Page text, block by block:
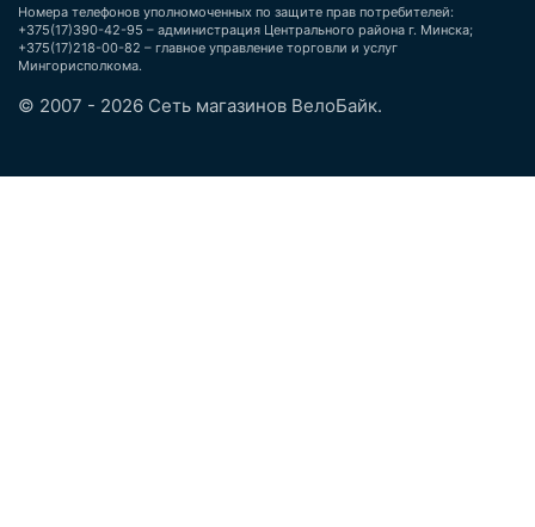
Номера телефонов уполномоченных по защите прав потребителей:
+375(17)390-42-95 – администрация Центрального района г. Минска;
+375(17)218-00-82 – главное управление торговли и услуг
Мингорисполкома.
© 2007 - 2026 Сеть магазинов ВелоБайк.